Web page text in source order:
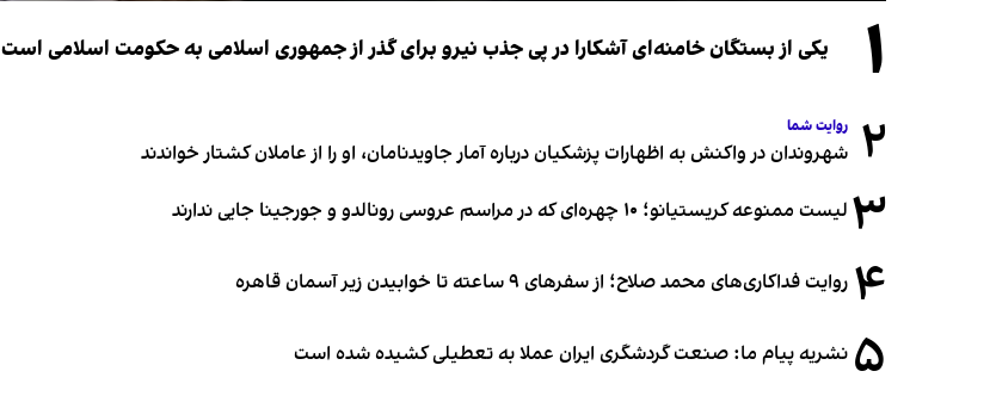
۱ یکی از بستگان خامنه‌ای آشکارا در پی جذب نیرو برای گذر از جمهوری اسلامی به حکومت اسلامی است
۲ روایت شما
شهروندان در واکنش به اظهارات پزشکیان درباره آمار جاویدنامان، او را از عاملان کشتار خواندند
۳ لیست ممنوعه کریستیانو؛ ۱۰ چهره‌ای که در مراسم عروسی رونالدو و جورجینا جایی ندارند
۴ روایت فداکاری‌های محمد صلاح؛ از سفرهای ۹ ساعته تا خوابیدن زیر آسمان قاهره
۵ نشریه پیام ما: صنعت گردشگری ایران عملا به تعطیلی کشیده شده است